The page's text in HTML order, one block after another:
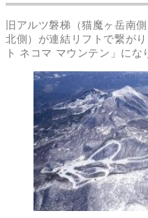
旧アルツ磐梯（猫魔ヶ岳南
北側）が連結リフトで繋が
ト ネコマ マウンテン」にな